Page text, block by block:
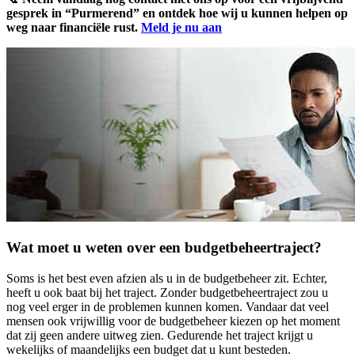
gesprek in “Purmerend” en ontdek hoe wij u kunnen helpen op
weg naar financiële rust. Meld je nu aan
Wat moet u weten over een budgetbeheertraject?
Soms is het best even afzien als u in de budgetbeheer zit. Echter,
heeft u ook baat bij het traject. Zonder budgetbeheertraject zou u
nog veel erger in de problemen kunnen komen. Vandaar dat veel
mensen ook vrijwillig voor de budgetbeheer kiezen op het moment
dat zij geen andere uitweg zien. Gedurende het traject krijgt u
wekelijks of maandelijks een budget dat u kunt besteden.